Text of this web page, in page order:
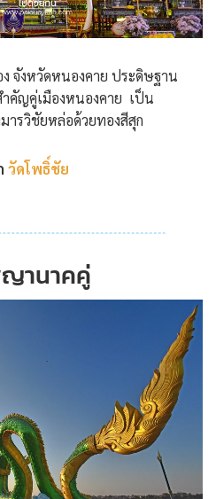
ง จังหวัดหนองคาย ประดิษฐาน
คัญคู่เมืองหนองคาย เป็น
รวิชัยหล่อด้วยทองสีสุก
วัดโพธิ์ชัย
านาคคู่